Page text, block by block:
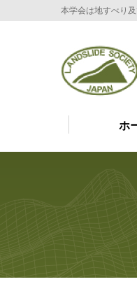
本学会は地すべり
ホ